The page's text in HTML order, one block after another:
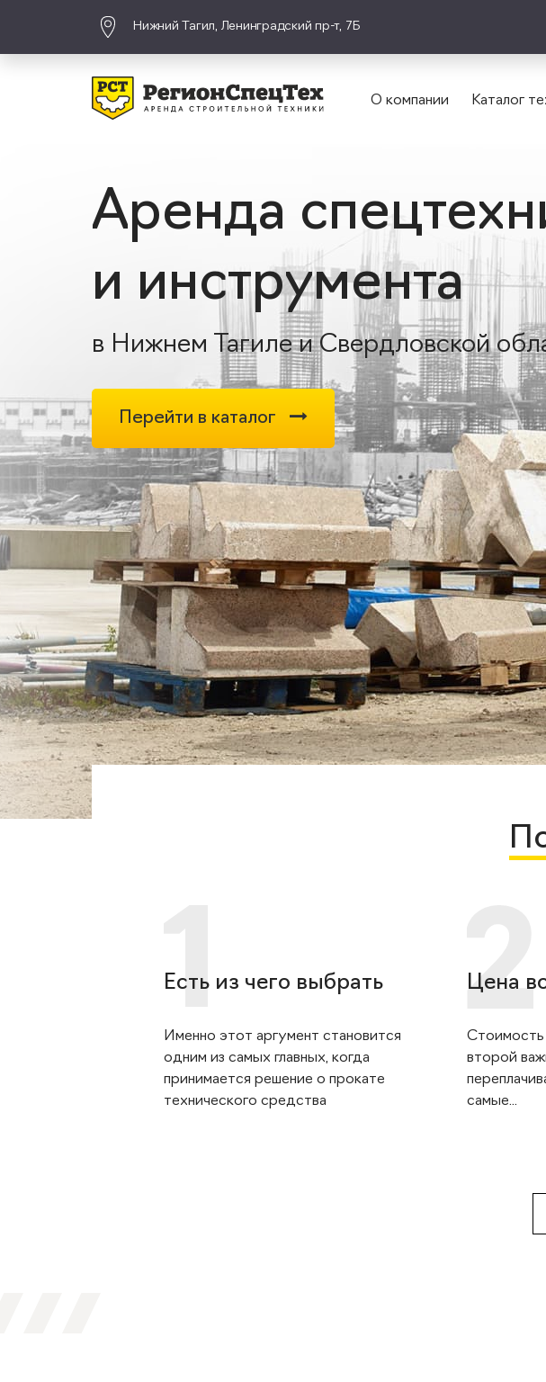
Нижний Тагил, Ленинградский пр-т, 7Б
О компании Каталог
Аренда
и инструмента
в Нижнем Тагиле и Свердловской
Перейти в каталог
Есть из чего выбрать
Именно этот аргумент становится
одним из самых главных, когда
принимается решение о прокате
технического средства
Цена
Стоимость
второй
самые...